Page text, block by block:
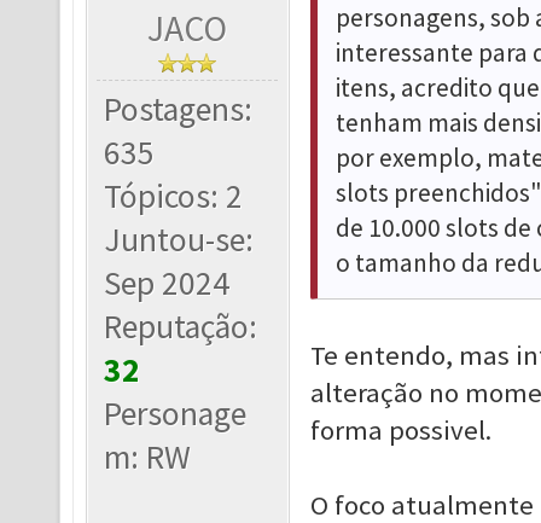
JACO
Postagens:
635
Tópicos: 2
Juntou-se:
Sep 2024
Reputação:
32
Personage
m: RW
personagens,
interessante para
itens, acredito
tenham mais
por exemplo,
slots
de 10.000 slots
o tamanho da
Te entendo, mas
alteração no
forma possivel.
O foco